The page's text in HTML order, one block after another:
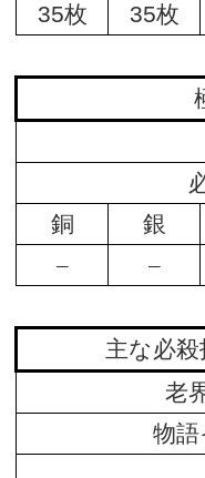
35枚 35枚
銅
銀
–
–
主な必
老
物語